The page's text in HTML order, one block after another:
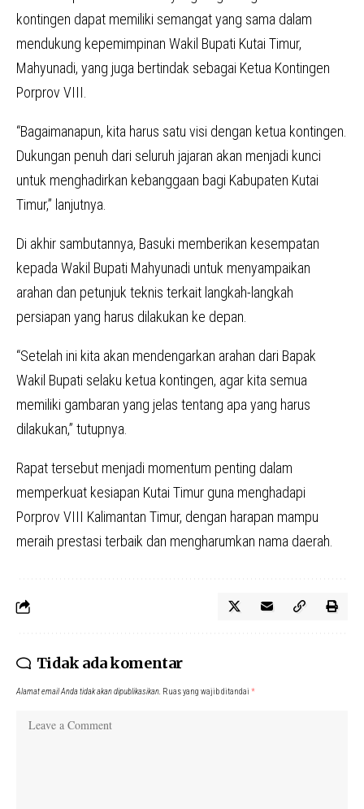
kontingen dapat memiliki semangat yang sama dalam
mendukung kepemimpinan Wakil Bupati Kutai Timur,
Mahyunadi, yang juga bertindak sebagai Ketua Kontingen
Porprov VIII.
“Bagaimanapun, kita harus satu visi dengan ketua kontingen.
Dukungan penuh dari seluruh jajaran akan menjadi kunci
untuk menghadirkan kebanggaan bagi Kabupaten Kutai
Timur,” lanjutnya.
Di akhir sambutannya, Basuki memberikan kesempatan
kepada Wakil Bupati Mahyunadi untuk menyampaikan
arahan dan petunjuk teknis terkait langkah-langkah
persiapan yang harus dilakukan ke depan.
“Setelah ini kita akan mendengarkan arahan dari Bapak
Wakil Bupati selaku ketua kontingen, agar kita semua
memiliki gambaran yang jelas tentang apa yang harus
dilakukan,” tutupnya.
Rapat tersebut menjadi momentum penting dalam
memperkuat kesiapan Kutai Timur guna menghadapi
Porprov VIII Kalimantan Timur, dengan harapan mampu
meraih prestasi terbaik dan mengharumkan nama daerah.
Tidak ada komentar
Alamat email Anda tidak akan dipublikasikan. Ruas yang wajib ditandai *